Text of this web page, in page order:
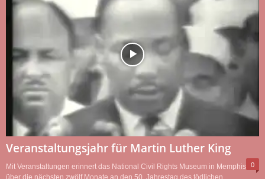
Veranstaltungsjahr für Martin Luther King
0
Mit Veranstaltungen erinnert das National Civil Rights Museum in Memphis